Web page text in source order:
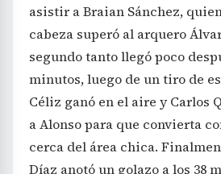
asistir a Braian Sánchez,
cabeza superó al arquero
segundo tanto llegó poco
minutos, luego de un tiro de
Céliz ganó en el aire y Carlos
a Alonso para que convierta
cerca del área chica.
Díaz anotó un golazo a los 38